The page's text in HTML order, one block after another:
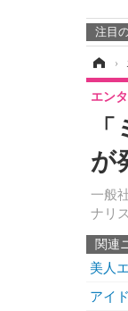
注目
›
が
一般
ナリ
エン
関連
美人
アイ